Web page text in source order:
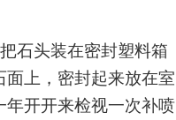
石头装在密封塑料箱
上，密封起来放在室
开开来检视一次补喷